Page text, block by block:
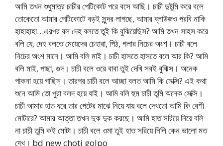
আমি তখন শুধুমাত্র চাচীর পেটিকোট পরে বসে আছি। চাচী দুষ্টুমি করে বলে
তোকেতো আমার পেটিকোটে বড়ই সুন্দর লাগছে, আমার ব্লাউজও পরবি নাকি
হাহাহাহা…এরপর বল দেহ বলতে তুই কি বুঝিয়েছিস? আমি তখন সাহস করে
বলি যে, দেহ বলতে মেয়েদের চেহারা, পিঠ, গলার নিচের অংশ। চাচী বলে
নিচের অংশ মানে। আমি বলি মাই। চাচী হাসতে হাসতে বলে আর কি? আমি
বলি মাই, পাছা, গুদ। চাচী বলে ওরে বাবা তুই দেখি সবই বুঝিস। অনেক
পাকনা হয়ে গাছিস। তারপর চাচী বলে আচ্ছা বলত আমি কি সেক্সি? এই কথা
শুনে আমি তো পুরা বলদ হয়ে যাই। আমি বলি হুম চাচী তুমি অনেক সেক্সি।
চাচী আমার হাত ধরে তার পেটের মাঝে নিয়ে যায় বলে দেখতো আমি কি বেশী
মোটারে? আমার আত্তা তখন দুক দুক করছে। আমি হাত সরিয়ে নিয়ে বলি
না চাচী তুমি কই মোটা। চাচী বলে ওমা তুই হাত সরিয়ে নিলি কেন ভালো মত
দেখ। bd new choti golpo